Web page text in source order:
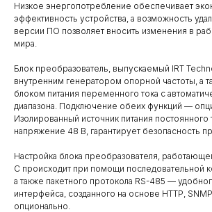
Низкое энергопотребление обеспечивает
эффективность устройства, а возможность
версии ПО позволяет вносить изменения в
мира.
Блок преобразователь, выпускаемый IRT
внутренним генератором опорной частоты, а
блоком питания переменного тока с
диапазона. Подключение обеих функций —
Изолированный источник питания
напряжение 48 В, гарантирует безопасность
Настройка блока преобразователя,
С происходит при помощи последовательной
а также пакетного протокола RS-485 —
интерфейса, созданного на основе HTTP,
опционально.